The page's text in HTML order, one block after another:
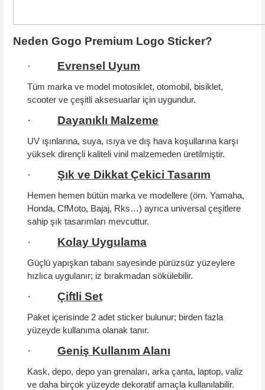
Neden Gogo Premium Logo Sticker?
·
Evrensel Uyum
Tüm marka ve model motosiklet, otomobil, bisiklet,
scooter ve çeşitli aksesuarlar için uygundur.
· Dayanıklı Malzeme
UV ışınlarına, suya, ısıya ve dış hava koşullarına karşı
yüksek dirençli kaliteli vinil malzemeden üretilmiştir.
· Şık ve Dikkat Çekici Tasarım
Hemen hemen bütün marka ve modellere (örn. Yamaha,
Honda, CfMoto, Bajaj, Rks…) ayrıca universal çeşitlere
sahip şık tasarımları mevcuttur.
· Kolay Uygulama
Güçlü yapışkan tabanı sayesinde pürüzsüz yüzeylere
hızlıca uygulanır; iz bırakmadan sökülebilir.
· Çiftli Set
Paket içerisinde 2 adet sticker bulunur; birden fazla
yüzeyde kullanıma olanak tanır.
· Geniş Kullanım Alanı
Kask, depo, depo yan grenaları, arka çanta, laptop, valiz
ve daha birçok yüzeyde dekoratif amaçla kullanılabilir.